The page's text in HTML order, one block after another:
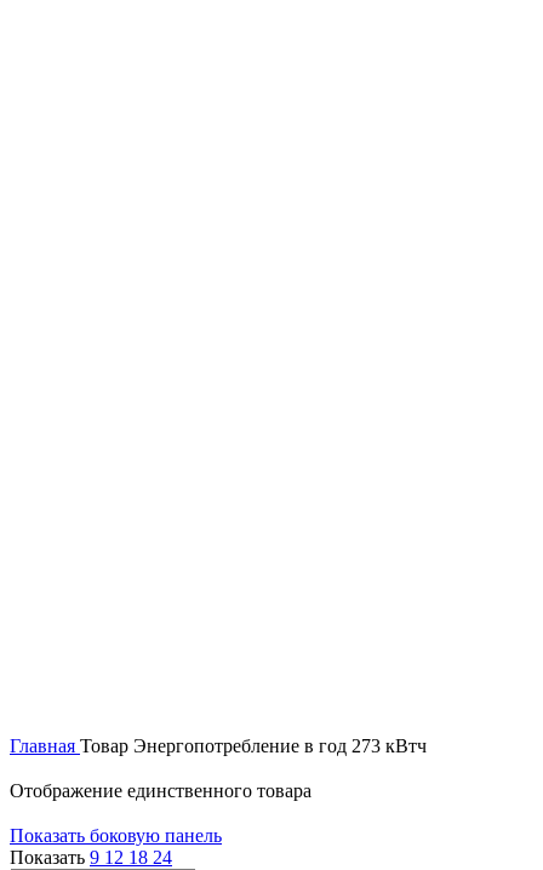
Главная Товар Энергопотребление в год 273 кВтч
Отображение единственного товара
Показать боковую панель
Показать 9 12 18 24